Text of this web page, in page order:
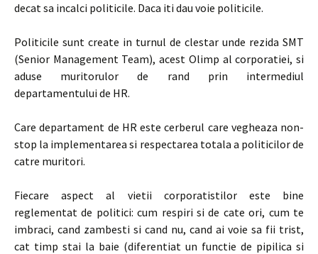
decat sa incalci politicile. Daca iti dau voie politicile.
Politicile sunt create in turnul de clestar unde rezida SMT
(Senior Management Team), acest Olimp al corporatiei, si
aduse muritorulor de rand prin intermediul
departamentului de HR.
Care departament de HR este cerberul care vegheaza non-
stop la implementarea si respectarea totala a politicilor de
catre muritori.
Fiecare aspect al vietii corporatistilor este bine
reglementat de politici: cum respiri si de cate ori, cum te
imbraci, cand zambesti si cand nu, cand ai voie sa fii trist,
cat timp stai la baie (diferentiat un functie de pipilica si